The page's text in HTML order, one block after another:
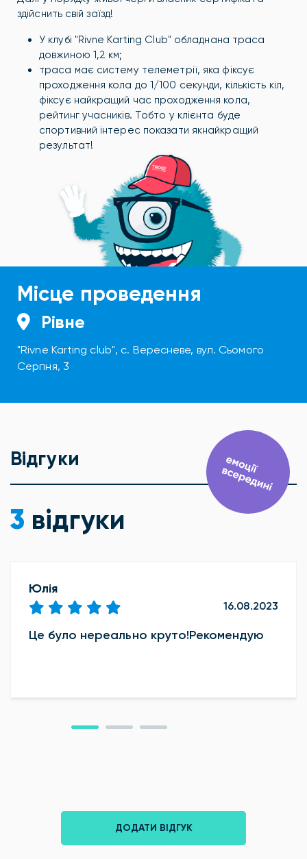
здійснить свій заїзд!
У клубі "Rivne Karting Club" обладнана траса
довжиною 1,2 км;
траса має систему телеметрії, яка фіксує
проходження кола до 1/100 секунди, кількість кіл,
фіксує найкращий час проходження кола,
рейтинг учасників. Тобто у клієнта буде
спортивний інтерес показати якнайкращий
результат!
Місце проведення
Рівне
"Rivne Karting club", с. Вересневе, вул. Сьомого
Серпня, 3
Відгуки
3 відгуки
Юлія
16.08.2023
Це було нереально круто!Рекомендую
ДОДАТИ ВІДГУК